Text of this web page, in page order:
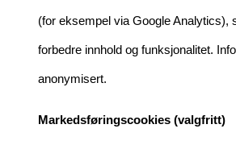
(for eksempel via Google Analytics),
forbedre innhold og funksjonalitet.
anonymisert.
Markedsføringscookies (valgfritt)